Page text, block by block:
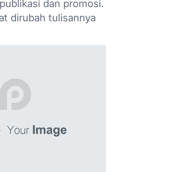
dan promosi.
dirubah tulisannya